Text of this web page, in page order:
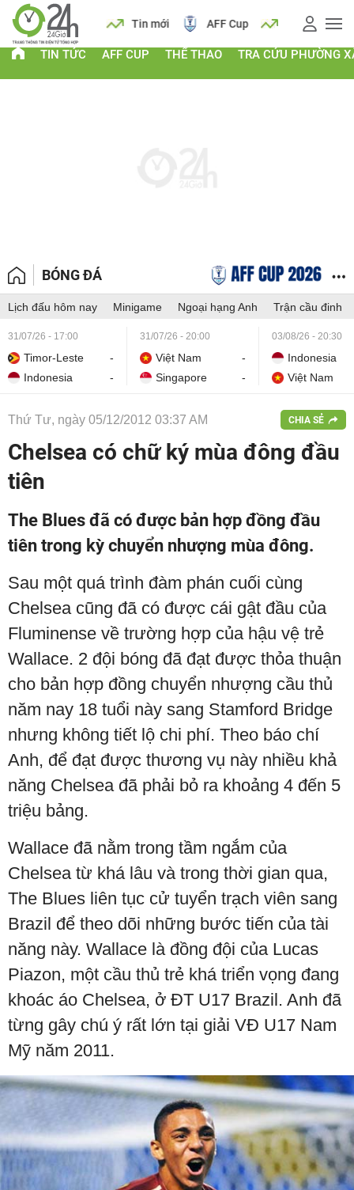
Lịch Tin mới AFF Cup Giá vàng
TIN TỨC AFF CUP THỂ THAO TRA CỨU PHƯỜNG
BÓNG ĐÁ
Lịch đấu hôm nay Minigame Ngoại hạng Anh Trận cầu đinh
31/07/26 - 17:00
Timor-Leste
-
Indonesia
-
31/07/26 - 20:00
Việt Nam
-
Singapore
-
03/08/26 - 20:30
Indonesia
Việt Nam
Thứ Tư, ngày 05/12/2012 03:37 AM CHIA SẺ
Chelsea có chữ ký mùa đông đầu
tiên
The Blues đã có được bản hợp đồng đầu
tiên trong kỳ chuyển nhượng mùa đông.
Sau một quá trình đàm phán cuối cùng
Chelsea cũng đã có được cái gật đầu của
Fluminense về trường hợp của hậu vệ trẻ
Wallace. 2 đội bóng đã đạt được thỏa thuận
cho bản hợp đồng chuyển nhượng cầu thủ
năm nay 18 tuổi này sang Stamford Bridge
nhưng không tiết lộ chi phí. Theo báo chí
Anh, để đạt được thương vụ này nhiều khả
năng Chelsea đã phải bỏ ra khoảng 4 đến 5
triệu bảng.
Wallace đã nằm trong tầm ngắm của
Chelsea từ khá lâu và trong thời gian qua,
The Blues liên tục cử tuyển trạch viên sang
Brazil để theo dõi những bước tiến của tài
năng này. Wallace là đồng đội của Lucas
Piazon, một cầu thủ trẻ khá triển vọng đang
khoác áo Chelsea, ở ĐT U17 Brazil. Anh đã
từng gây chú ý rất lớn tại giải VĐ U17 Nam
Mỹ năm 2011.